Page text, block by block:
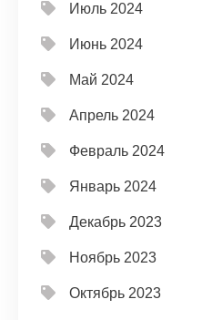
Июль 2024
Июнь 2024
Май 2024
Апрель 2024
Февраль 2024
Январь 2024
Декабрь 2023
Ноябрь 2023
Октябрь 2023